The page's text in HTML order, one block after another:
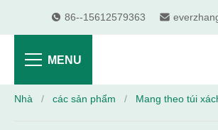
86--15612579363
MENU
Nhà / các sản phẩm / Mang theo túi